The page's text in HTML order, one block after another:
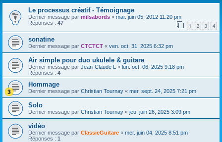
Le processus créatif - Témoignage
Dernier message par milsabords « mar. juin 05, 2012 11:20 pm
Réponses : 47 1 2 3 4
sonatine
Dernier message par CTCTCT « ven. oct. 31, 2025 6:32 pm
Air simple pour duo ukulele & guitare
Dernier message par Jean-Claude L « lun. oct. 06, 2025 9:18 pm
Réponses : 4
Hommage
Dernier message par Christian Tournay « mer. sept. 24, 2025 7:21 pm
Solo
Dernier message par Christian Tournay « jeu. juin 26, 2025 3:09 pm
vidéo
Dernier message par ClassicGuitare « mer. juin 04, 2025 8:51 pm
Réponses : 1